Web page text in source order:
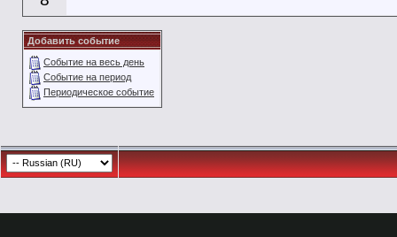
Добавить событие
Событие на весь день
Событие на период
Периодическое событие